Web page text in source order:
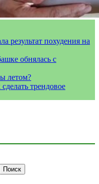
результат похудения на
обнялась с
летом?
трендовое